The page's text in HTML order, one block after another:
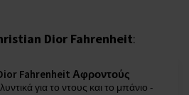
Dior Fahrenheit:
Fahrenheit Αφροντούς
για το ντους και το μπάνιο -